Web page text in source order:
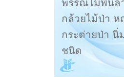
พรรณไม้พื้นล่
กล้วยไม้ป่า ห
กระต่ายป่า นิ่
ชนิด